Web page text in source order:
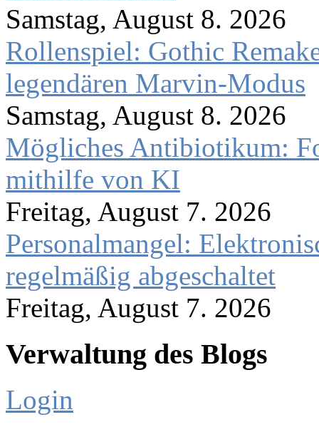
Samstag, August 8. 2026
Rollenspiel: Gothic
legendären Marvin-Modus
Samstag, August 8. 2026
Mögliches Antibiotikum:
mithilfe von KI
Freitag, August 7. 2026
Personalmangel:
regelmäßig abgeschaltet
Freitag, August 7. 2026
Verwaltung des Blogs
Login